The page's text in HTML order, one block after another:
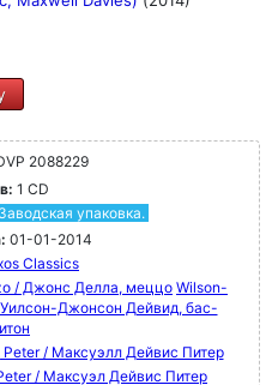
2088229
1 CD
упаковка.
01-01-2014
Classics
/ Джонс Делла, меццо Wilson-
Джонсон Дейвид, бас-
/ Максуэлл Дейвис Питер
/ Максуэл Дейвис Питер